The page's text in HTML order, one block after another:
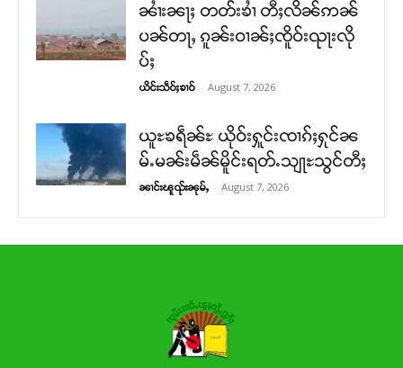
ၼၢႆးၼႃႈ တတ်းၶၢႆ တီႈလိၼ်ဢၼ်
ပၼ်တႃႇ ၵူၼ်းဝၢၼ်ႈၸိူဝ်းၺႃးလို
ပ်ႈ
ယိင်းသဵဝ်ႈၶၢဝ် - August 7, 2026
ယူႊၶရဵၼ်ႊ ယိုဝ်းႁူင်းၸၢၵ်ႈႁုင်ၼ
မ်ႉမၼ်းမဵၼ်မိူင်းရတ်ႉသျႃႊသွင်တီႈ
ၼၢင်းၽူၺ်းၼုမ်ႇ - August 7, 2026